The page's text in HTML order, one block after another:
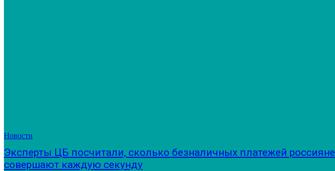
Новости
Эксперты ЦБ посчитали, сколько безналичных платежей россияне
совершают каждую секунду